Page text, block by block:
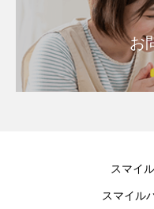
お
スマイ
スマイル